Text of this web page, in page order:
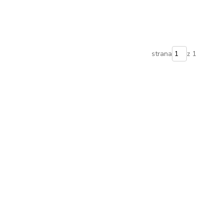
strana z 1